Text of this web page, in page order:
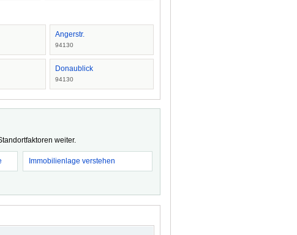
Angerstr.
94130
Donaublick
94130
weiter.
Immobilienlage verstehen